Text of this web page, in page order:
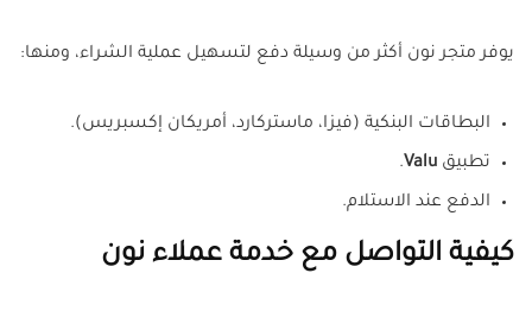
يوفر متجر نون أكثر من وسيلة دفع لتسهيل عملية الشراء، ومنها:
البطاقات البنكية (فيزا، ماستركارد، أمريكان إكسبريس).
تطبيق Valu
.
الدفع عند الاستلام.
كيفية التواصل مع خدمة عملاء نون